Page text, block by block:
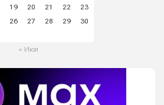
19 20 21 22
23
26 27 28 29
30
« Июл